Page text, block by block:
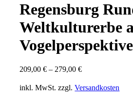
Regensburg
Weltkulturerbe
Vogelperspektive
209,00€ – 279,00€
inkl. MwSt. zzgl.Versandkosten